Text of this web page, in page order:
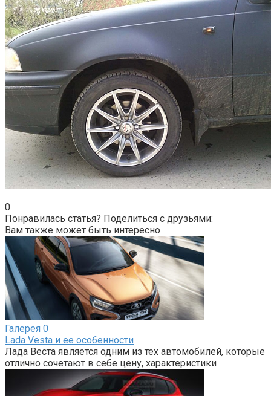
0
Понравилась статья? Поделиться с друзьями:
Вам также может быть интересно
Галерея 0
Lada Vesta и ее особенности
Лада Веста является одним из тех автомобилей, которые
отлично сочетают в себе цену, характеристики